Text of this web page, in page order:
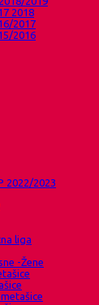
2018
2017
2016
2022/2023
liga
-Žene